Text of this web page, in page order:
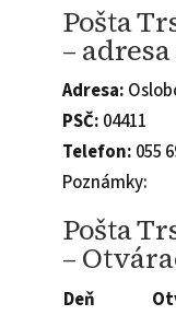
Pošta
–
Adresa:
PSČ: 04411
Telefon: 055
Poznámky:
Pošta
–
Deň